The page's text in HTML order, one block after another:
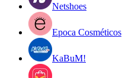
Netshoes
Epoca Cosméticos
KaBuM!